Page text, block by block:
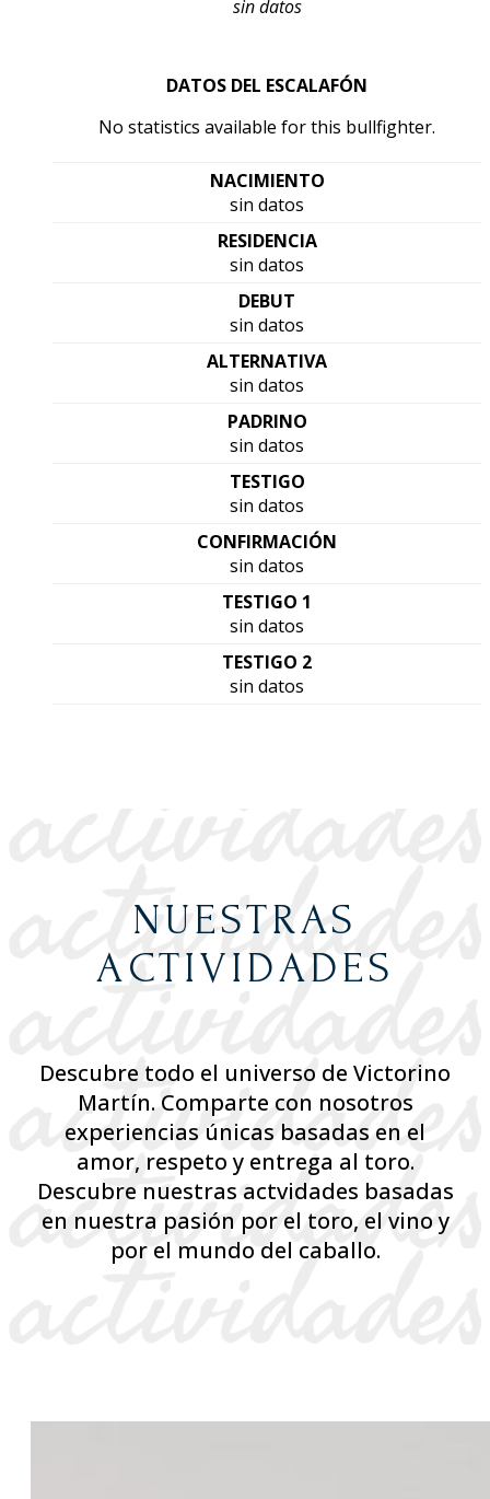
sin datos
DATOS DEL ESCALAFÓN
No statistics available for this bullfighter.
NACIMIENTO
sin datos
RESIDENCIA
sin datos
DEBUT
sin datos
ALTERNATIVA
sin datos
PADRINO
sin datos
TESTIGO
sin datos
CONFIRMACIÓN
sin datos
TESTIGO 1
sin datos
TESTIGO 2
sin datos
NUESTRAS
ACTIVIDADES
Descubre todo el universo de Victorino
Martín. Comparte con nosotros
experiencias únicas basadas en el
amor, respeto y entrega al toro.
Descubre nuestras actvidades basadas
en nuestra pasión por el toro, el vino y
por el mundo del caballo.